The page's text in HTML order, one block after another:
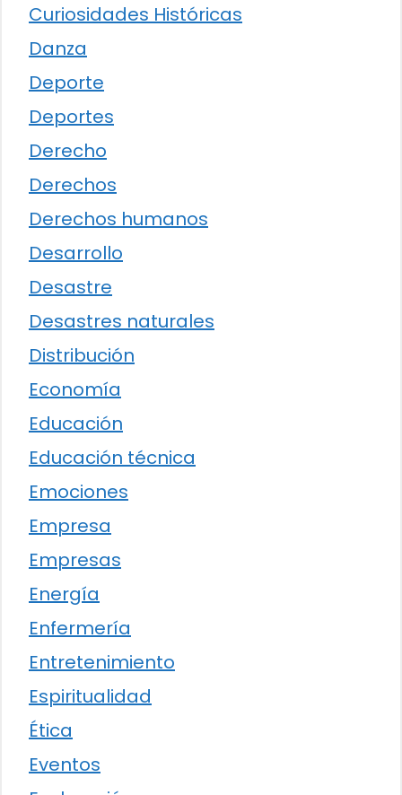
Curiosidades Históricas
Danza
Deporte
Deportes
Derecho
Derechos
Derechos humanos
Desarrollo
Desastre
Desastres naturales
Distribución
Economía
Educación
Educación técnica
Emociones
Empresa
Empresas
Energía
Enfermería
Entretenimiento
Espiritualidad
Ética
Eventos